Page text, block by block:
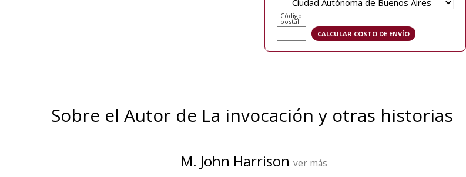
Código
postal
Sobre el Autor de La invocación y otras historias
M. John Harrison ver más